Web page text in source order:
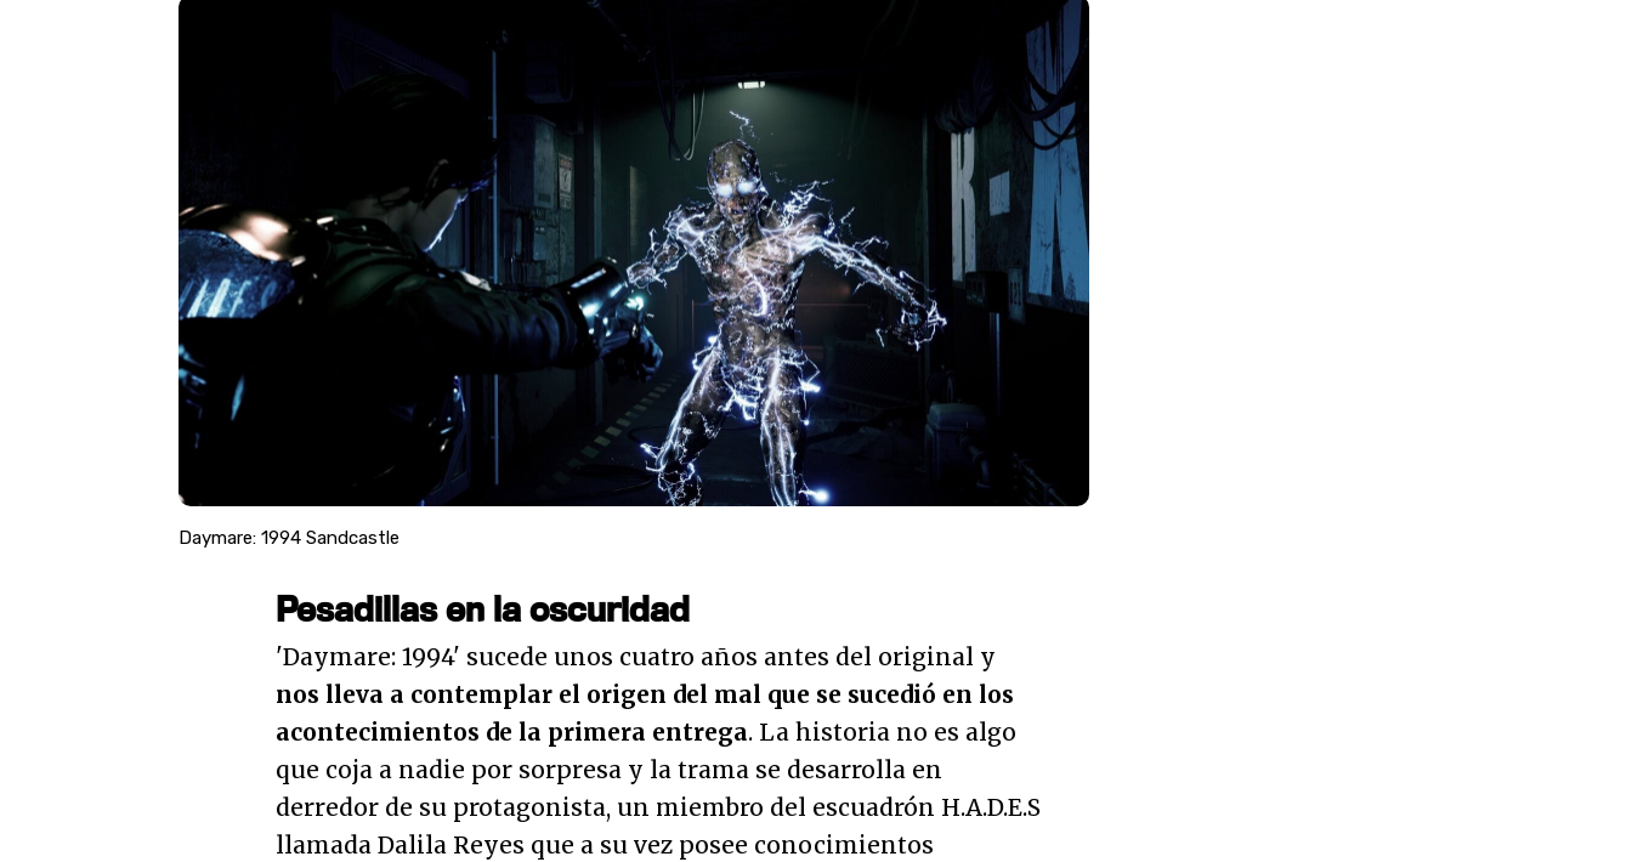
Daymare: 1994 Sandcastle
Pesadillas en la oscuridad
'Daymare: 1994' sucede unos cuatro años antes del original y
nos lleva a contemplar el origen del mal que se sucedió en los
acontecimientos de la primera entrega. La historia no es algo
que coja a nadie por sorpresa y la trama se desarrolla en
derredor de su protagonista, un miembro del escuadrón H.A.D.E.S
llamada Dalila Reyes que a su vez posee conocimientos